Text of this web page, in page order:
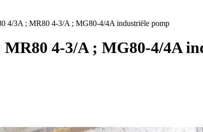
4/3A ; MR80 4-3/A ; MG80-4/4A industriële pomp
4-3/A ; MG80-4/4A